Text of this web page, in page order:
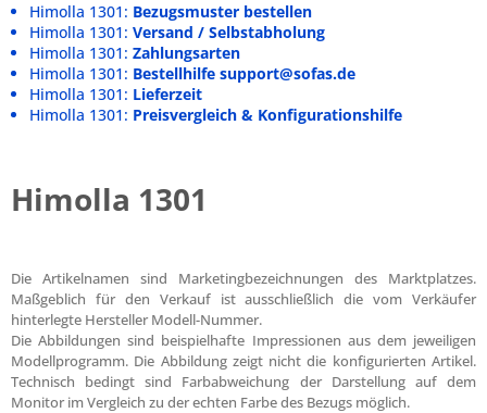
Himolla 1301: Bezugsmuster bestellen
Himolla 1301: Versand / Selbstabholung
Himolla 1301: Zahlungsarten
Himolla 1301: Bestellhilfe support@sofas.de
Himolla 1301: Lieferzeit
Himolla 1301: Preisvergleich & Konfigurationshilfe
Himolla 1301
Die Artikelnamen sind Marketingbezeichnungen des Marktplatzes.
Maßgeblich für den Verkauf ist ausschließlich die vom Verkäufer
hinterlegte Hersteller Modell-Nummer.
Die Abbildungen sind beispielhafte Impressionen aus dem jeweiligen
Modellprogramm. Die Abbildung zeigt nicht die konfigurierten Artikel.
Technisch bedingt sind Farbabweichung der Darstellung auf dem
Monitor im Vergleich zu der echten Farbe des Bezugs möglich.